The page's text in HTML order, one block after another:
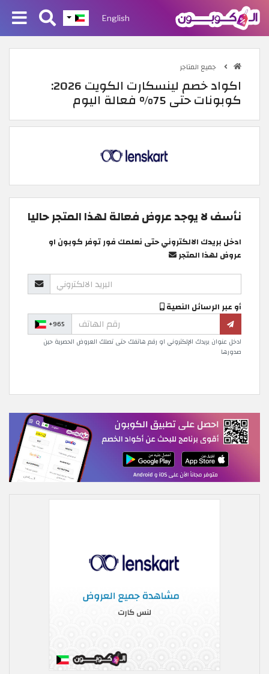
English
جميع المتاجر
اكواد خصم لينسكارت الكويت 2026:
كوبونات حتى 75% فعالة اليوم
نأسف لا يوجد عروض فعالة لهذا المتجر حاليا
ادخل بريدك الالكتروني حتى نعلمك فور توفر كوبون او
عروض لهذا المتجر
أو عبر الرسائل النصية
+965
ادخل عنوان بريدك الإلكتروني او رقم هاتفك حتى تصلك العروض الحصرية حين
صدورها